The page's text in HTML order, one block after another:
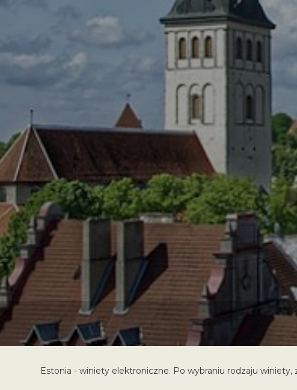
Estonia - winiety elektroniczne. Po wybraniu rodzaju